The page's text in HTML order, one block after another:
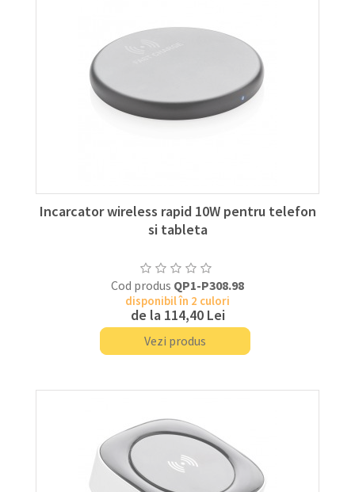
Incarcator wireless rapid 10W pentru telefon
si tableta
Cod produs QP1-P308.98
disponibil în 2 culori
de la 114,40 Lei
Vezi produs